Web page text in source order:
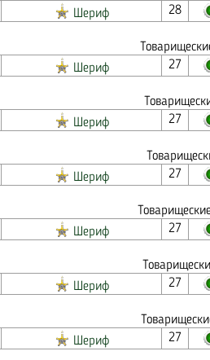
Шериф 28
Шериф 27
Шериф 27
Шериф 27
Шериф 27
Шериф 27
Шериф 27